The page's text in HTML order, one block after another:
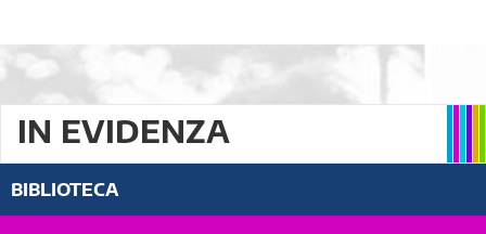
IN EVIDENZA
BIBLIOTECA